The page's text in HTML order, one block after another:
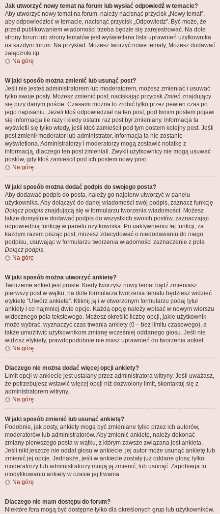
Jak utworzyć nowy temat na forum lub wysłać odpowiedź w temacie?
Aby utworzyć nowy temat na forum, należy nacisnąć przycisk „Nowy temat”,
aby odpowiedzieć w temacie, nacisnąć przycisk „Odpowiedz”. Być może, że
przed publikowaniem wiadomości trzeba będzie się zarejestrować. Na dole
strony forum lub strony tematów jest wyświetlana lista uprawnień użytkownika
na każdym forum. Na przykład: Możesz tworzyć nowe tematy, Możesz dodawać
załączniki itp.
Na górę
W jaki sposób można zmienić lub usunąć post?
Jeśli nie jesteś administratorem lub moderatorem, możesz zmieniać i usuwać
tylko swoje posty. Możesz zmienić post, naciskając przyciskZmień znajdujący
się przy danym poście. Czasami można to zrobić tylko przez pewien czas po
jego napisaniu. Jeżeli ktoś odpowiedział na ten post, pod twoim postem pojawi
się informacja ile razy i kiedy ostatni raz post był zmieniany. Informacja ta
wyświetli się tylko wtedy, jeśli ktoś zamieścił pod tym postem kolejny post. Jeśli
post zmienił moderator lub administrator, informacja ta nie zostanie
wyświetlona. Administratorzy i moderatorzy mogą zostawić notatkę z
informacją, dlaczego ten post zmieniali. Zwykli użytkownicy nie mogą usuwać
postów, gdy ktoś zamieścił pod ich postem nowy post.
Na górę
W jaki sposób można dodać podpis do swojego posta?
Aby dodawać podpis do posta, należy go najpierw utworzyć w panelu
użytkownika. Aby dołączyć do danej wiadomości swój podpis, zaznacz funkcję
Dołącz podpis znajdującą się w formularzu tworzenia wiadomości. Możesz
także domyślnie dodawać podpis do wszystkich swoich postów, zaznaczając
odpowiednią funkcję w panelu użytkownika. Po uaktywnieniu tej funkcji, za
każdym razem pisząc post, możesz zdecydować o niedodawaniu do niego
podpisu, usuwając w formularzu tworzenia wiadomości zaznaczenie z pola
Dołącz podpis.
Na górę
W jaki sposób można utworzyć ankietę?
Tworzenie ankiet jest proste. Kiedy tworzysz nowy temat bądź zmieniasz
pierwszy post w wątku, na dole formularza tworzenia tematu będziesz widzieć
etykietę “Utwórz ankietę”. Kliknij ją i w otworzonym formularzu podaj tytuł
ankiety i co najmniej dwie opcje. Każdą opcję należy wpisać w nowym wierszu
widocznego pola tekstowego. Możesz określić liczbę opcji, jakie użytkownik
może wybrać, wyznaczyć czas trwania ankiety (0 – bez limitu czasowego), a
także umożliwić użytkownikom zmianę wcześniej oddanego głosu. Jeśli nie
widzisz etykiety, prawdopodobnie nie masz uprawnień do tworzenia ankiet.
Na górę
Dlaczego nie można dodać więcej opcji ankiety?
Limit opcji w ankiecie jest ustalany przez administratora witryny. Jeśli uważasz,
że potrzebujesz wstawić więcej opcji niż dozwolony limit, skontaktuj się z
administratorem witryny.
Na górę
W jaki sposób zmienić lub usunąć ankietę?
Podobnie, jak posty, ankiety mogą być zmieniane tylko przez ich autorów,
moderatorów lub administratorów. Aby zmienić ankietę, należy dokonać
zmiany pierwszego posta w wątku, z którym zawsze związana jest ankieta.
Jeśli nikt jeszcze nie oddał głosu w ankiecie, jej autor może usunąć ankietę lub
zmienić jej opcje. Jednakże, jeśli w ankiecie zostały już oddane głosy, tylko
moderatorzy lub administratorzy mogą ją zmienić, lub usunąć. Zapobiega to
modyfikowaniu ankiety w czasie jej trwania.
Na górę
Dlaczego nie mam dostępu do forum?
Niektóre fora mogą być dostępne tylko dla określonych grup lub użytkowników.